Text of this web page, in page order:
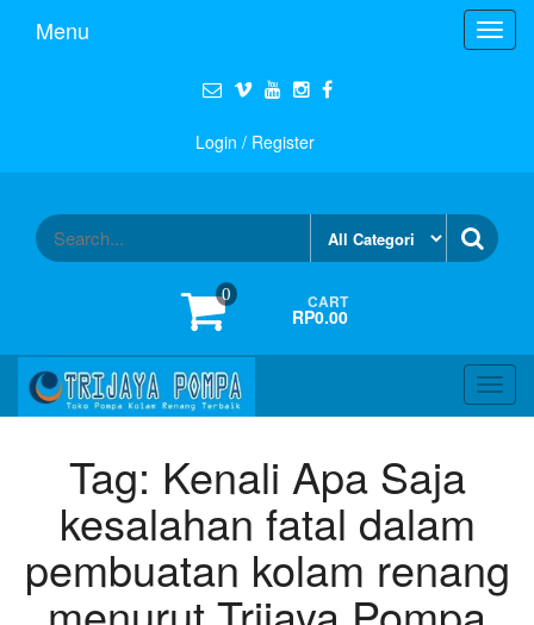
Menu
Login / Register
0 CART
RP0.00
Tag: Kenali Apa Saja
kesalahan fatal dalam
pembuatan kolam renang